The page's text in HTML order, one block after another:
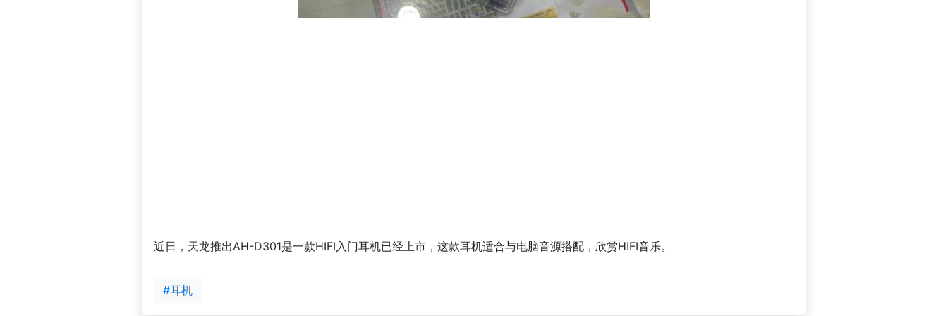
近日，天龙推出AH-D301是一款HIFI入门耳机已经上市，这款耳机适合与电脑音源搭配，欣赏HIFI音乐。
#耳机